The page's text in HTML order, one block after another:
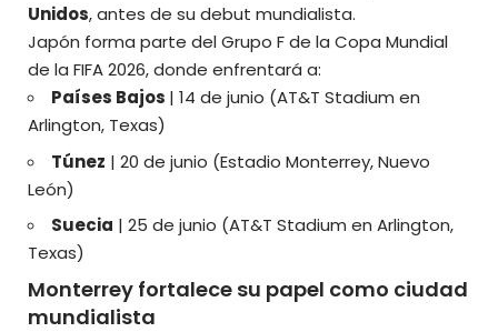
Unidos, antes de su debut mundialista.
Japón forma parte del Grupo F de la Copa Mundial
de la FIFA 2026, donde enfrentará a:
Países Bajos | 14 de junio (AT&T Stadium en
Arlington, Texas)
Túnez | 20 de junio (Estadio Monterrey, Nuevo
León)
Suecia | 25 de junio (AT&T Stadium en Arlington,
Texas)
Monterrey fortalece su papel como ciudad
mundialista